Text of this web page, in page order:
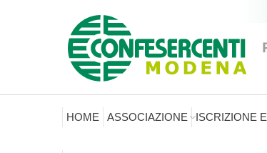
HOME ASSOCIAZIONE ISCRIZIONE